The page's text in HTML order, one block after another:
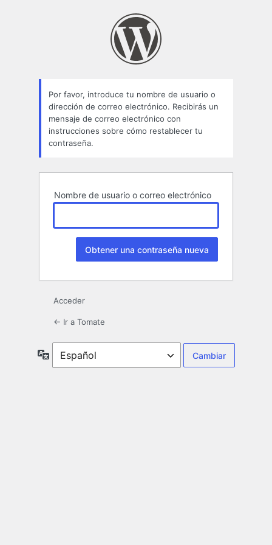
Por favor, introduce tu nombre de usuario o
dirección de correo electrónico. Recibirás un
mensaje de correo electrónico con
instrucciones sobre cómo restablecer tu
contraseña.
Nombre de usuario o correo electrónico
Acceder
← Ir a Tomate
Idioma